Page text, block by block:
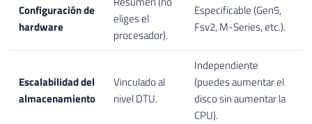
Configuración de
hardware
eliges el
procesador).
Especificable (Gen5,
Fsv2, M-Series, etc.).
Escalabilidad del
almacenamiento
Vinculado al
nivel DTU.
Independiente
(puedes aumentar el
disco sin aumentar la
CPU).